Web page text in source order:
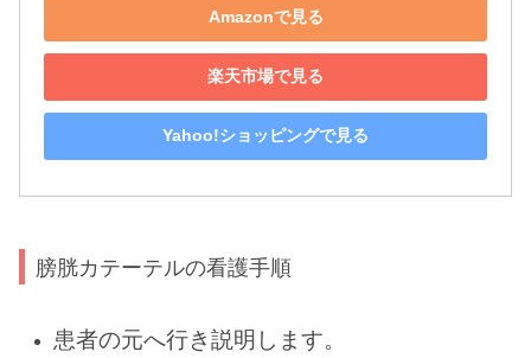
Amazonで見る
楽天市場で見る
Yahoo!ショッピングで見る
膀胱カテーテルの看護手順
患者の元へ行き説明します。